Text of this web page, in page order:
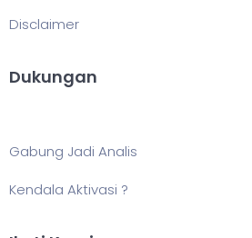
Disclaimer
Dukungan
Gabung Jadi Analis
Kendala Aktivasi ?